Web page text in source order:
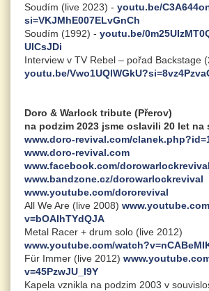
Soudím (live 2023) - youtu.be/
si=VKJMhE007ELvGnCh
Soudím (1992) - youtu.be/
UICsJDi
Interview v TV Rebel – pořad Backstage
youtu.be/
Doro & Warlock tribute (Přerov)
na podzim 2023 jsme oslavili 20 let na
www.doro-revival.com/
www.doro-revival.com
www.facebook.com/dorowarlockrevival
www.bandzone.cz/dorowarlockrevival
www.youtube.com/dororevival
All We Are (live 2008)
v=bOAIhTYdQJA
Metal Racer + drum solo (live 2012)
www.youtube.com/
Für Immer (live 2012)
v=45PzwJU_l9Y
Kapela vznikla na podzim 2003 v